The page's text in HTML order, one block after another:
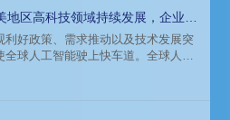
关键桥梁，其角色和功能正经历着前
有的重塑。本文将探讨数字化转型背
，现代人力资源服务公司的创新策略
重要性。
地区高科技领域持续发展，企业、
招聘指南
利好政策、需求推动以及技术发展突
全球人工智能驶上快车道。全球人工